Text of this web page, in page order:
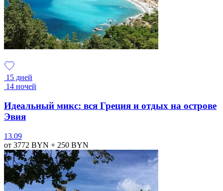
15 дней
14 ночей
Идеальный микс: вся Греция и отдых на острове
Эвия
13.09
от 3772 BYN + 250 BYN